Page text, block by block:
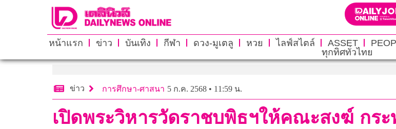
หน้าแรก ข่าว บันเทิง กีฬา ดวง-มูเตลู หวย ไลฟ์สไตล์ ASSET
ทุกทิศทั่วไทย
ข่าว การศึกษา-ศาสนา 5 ก.ค. 2568 • 11:59 น.
เปิดพระวิหารวัดราชบพิธฯให้คณะสงฆ์ กร